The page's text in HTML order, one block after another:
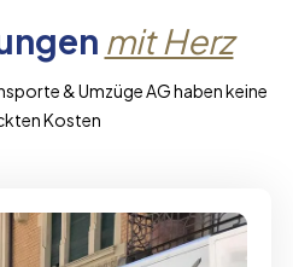
mit Herz
& Umzüge AG haben keine
Kosten